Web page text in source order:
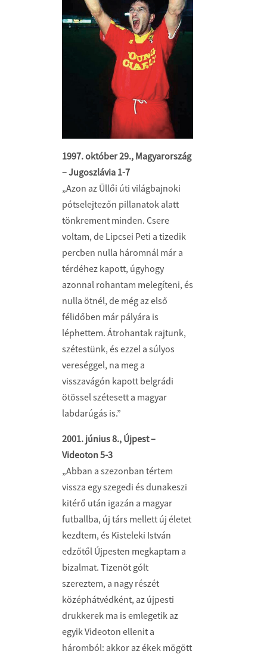
1997. október 29., Magyarország
– Jugoszlávia 1-7
„Azon az Üllői úti világbajnoki
pótselejtezőn pillanatok alatt
tönkrement minden. Csere
voltam, de Lipcsei Peti a tizedik
percben nulla háromnál már a
térdéhez kapott, úgyhogy
azonnal rohantam melegíteni, és
nulla ötnél, de még az első
félidőben már pályára is
léphettem. Átrohantak rajtunk,
szétestünk, és ezzel a súlyos
vereséggel, na meg a
visszavágón kapott belgrádi
ötössel szétesett a magyar
labdarúgás is.”
2001. június 8., Újpest –
Videoton 5-3
„Abban a szezonban tértem
vissza egy szegedi és dunakeszi
kitérő után igazán a magyar
futballba, új társ mellett új életet
kezdtem, és Kisteleki István
edzőtől Újpesten megkaptam a
bizalmat. Tizenöt gólt
szereztem, a nagy részét
középhátvédként, az újpesti
drukkerek ma is emlegetik az
egyik Videoton ellenit a
háromból: akkor az ékek mögött